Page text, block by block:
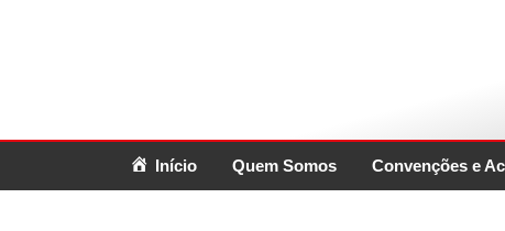
Início Quem Somos Convenções e